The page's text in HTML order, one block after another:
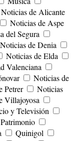
Noticias de Alicante
Noticias de Aspe
del Segura
Noticias de Denia
Noticias de Elda
Valenciana
Noticias de
Petrer
Noticias
Villajoyosa
y Televisión
Patrimonio
Quinigol